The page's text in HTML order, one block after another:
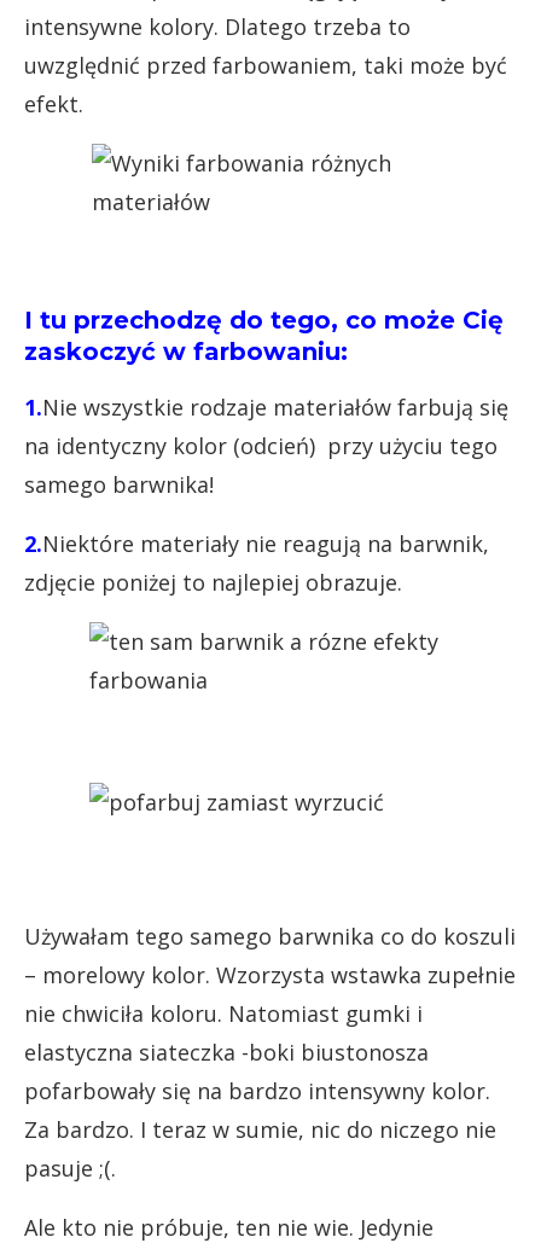
intensywne kolory. Dlatego trzeba to
uwzględnić przed farbowaniem, taki może być
efekt.
I tu przechodzę do tego, co może Cię
zaskoczyć w farbowaniu:
1.Nie wszystkie rodzaje materiałów farbują się
na identyczny kolor (odcień) przy użyciu tego
samego barwnika!
2.Niektóre materiały nie reagują na barwnik,
zdjęcie poniżej to najlepiej obrazuje.
Używałam tego samego barwnika co do koszuli
– morelowy kolor. Wzorzysta wstawka zupełnie
nie chwiciła koloru. Natomiast gumki i
elastyczna siateczka -boki biustonosza
pofarbowały się na bardzo intensywny kolor.
Za bardzo. I teraz w sumie, nic do niczego nie
pasuje ;(.
Ale kto nie próbuje, ten nie wie. Jedynie